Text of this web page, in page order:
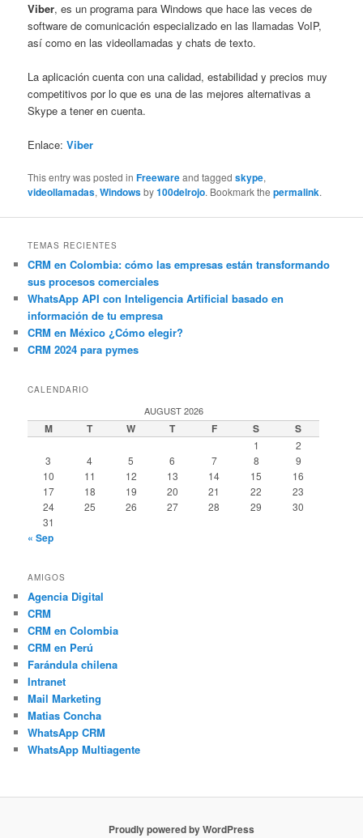
Viber, es un programa para Windows que hace las veces de
software de comunicación especializado en las llamadas VoIP,
así como en las videollamadas y chats de texto.
La aplicación cuenta con una calidad, estabilidad y precios muy
competitivos por lo que es una de las mejores alternativas a
Skype a tener en cuenta.
Enlace:Viber
This entry was posted inFreewareand taggedskype,
videollamadas,Windowsby100delrojo. Bookmark thepermalink.
TEMAS RECIENTES
CRM en Colombia: cómo las empresas están transformando
sus procesos comerciales
WhatsApp API con Inteligencia Artificial basado en
información de tu empresa
CRM en México ¿Cómo elegir?
CRM 2024 para pymes
CALENDARIO
AUGUST 2026
M T W T F S S
1
2
3
4 5 6 7 8
9
10
11 12 13 14 15
16
17
18 19 20 21 22
23
24
25 26 27 28 29
30
31
« Sep
AMIGOS
Agencia Digital
CRM
CRM en Colombia
CRM en Perú
Farándula chilena
Intranet
Mail Marketing
Matias Concha
WhatsApp CRM
WhatsApp Multiagente
Proudly powered by WordPress